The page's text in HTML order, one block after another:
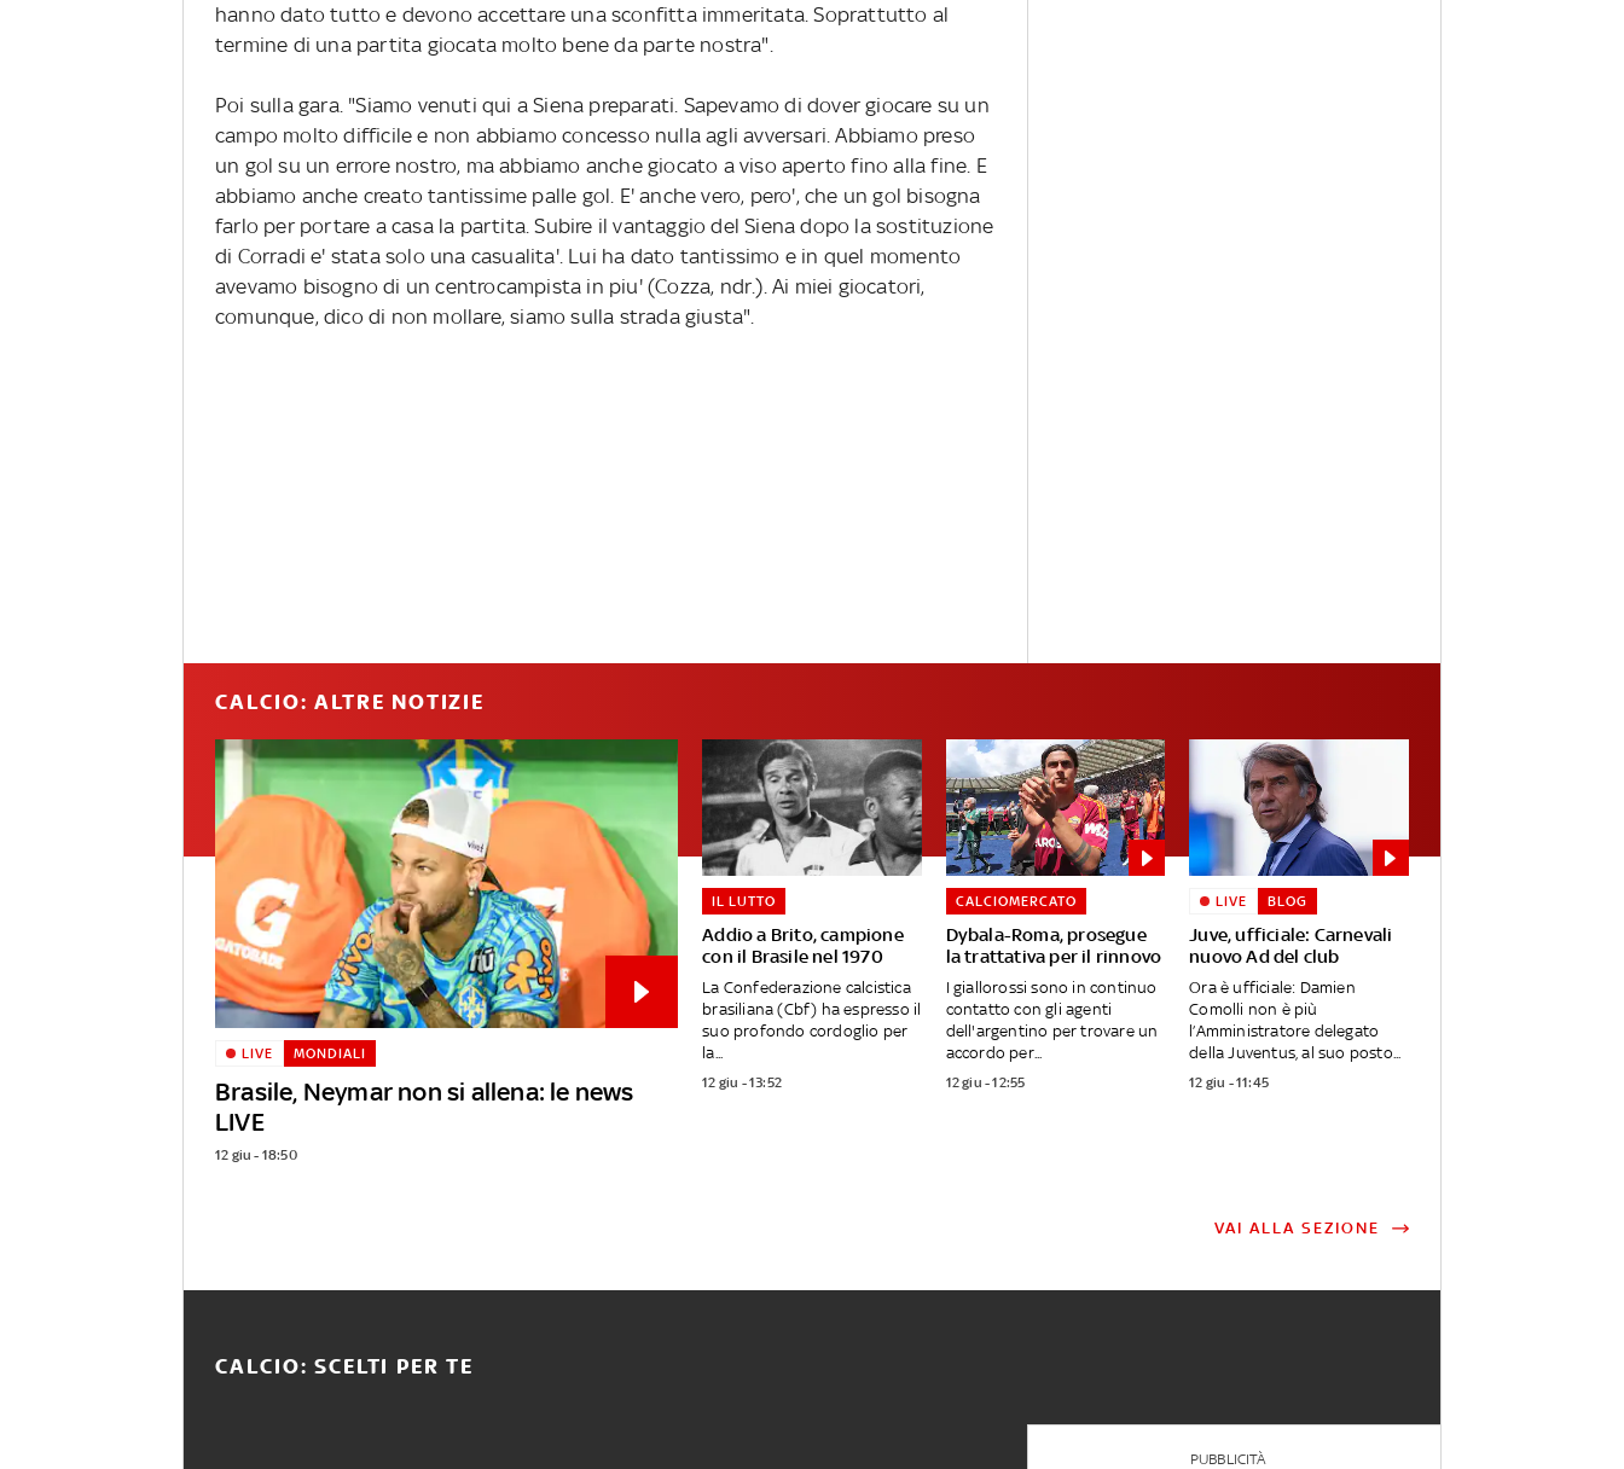
hanno dato tutto e devono accettare una sconfitta immeritata. Soprattutto al
termine di una partita giocata molto bene da parte nostra".
Poi sulla gara. "Siamo venuti qui a Siena preparati. Sapevamo di dover giocare su un
campo molto difficile e non abbiamo concesso nulla agli avversari. Abbiamo preso
un gol su un errore nostro, ma abbiamo anche giocato a viso aperto fino alla fine. E
abbiamo anche creato tantissime palle gol. E' anche vero, pero', che un gol bisogna
farlo per portare a casa la partita. Subire il vantaggio del Siena dopo la sostituzione
di Corradi e' stata solo una casualita'. Lui ha dato tantissimo e in quel momento
avevamo bisogno di un centrocampista in piu' (Cozza, ndr.). Ai miei giocatori,
comunque, dico di non mollare, siamo sulla strada giusta".
CALCIO: ALTRE NOTIZIE
Brasile, Neymar non si allena: le news
LIVE
LIVE MONDIALI
12 giu - 18:50
Addio a Brito, campione
con il Brasile nel 1970
IL LUTTO
La Confederazione calcistica
brasiliana (Cbf) ha espresso il
suo profondo cordoglio per
la...
12 giu - 13:52
Dybala-Roma, prosegue
la trattativa per il rinnovo
CALCIOMERCATO
I giallorossi sono in continuo
contatto con gli agenti
dell'argentino per trovare un
accordo per...
12 giu - 12:55
Juve, ufficiale: Carnevali
nuovo Ad del club
LIVE BLOG
Ora è ufficiale: Damien
Comolli non è più
l’Amministratore delegato
della Juventus, al suo posto...
12 giu - 11:45
VAI ALLA SEZIONE
CALCIO: SCELTI PER TE
PUBBLICITÀ